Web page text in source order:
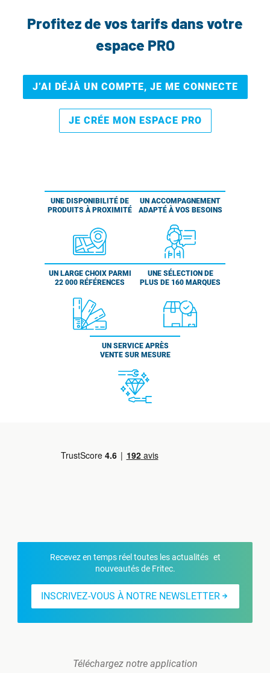
Profitez de vos tarifs dans votre
espace PRO
J’AI DÉJÀ UN COMPTE, JE ME CONNECTE
JE CRÉE MON ESPACE PRO
UNE DISPONIBILITÉ DE
PRODUITS À PROXIMITÉ
UN ACCOMPAGNEMENT
ADAPTÉ À VOS BESOINS
UN LARGE CHOIX PARMI
22 000 RÉFÉRENCES
UNE SÉLECTION DE
PLUS DE 160 MARQUES
UN SERVICE APRÈS
VENTE SUR MESURE
Recevez en temps réel toutes les actualités et
nouveautés de Fritec.
INSCRIVEZ-VOUS À NOTRE NEWSLETTER
Téléchargez notre application